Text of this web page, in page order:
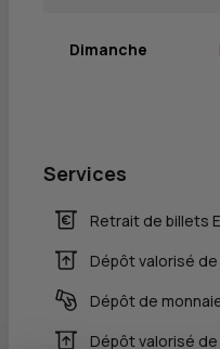
Dimanche
Services
Retrait de billets
Dépôt valorisé de
Dépôt de
Dépôt valorisé de